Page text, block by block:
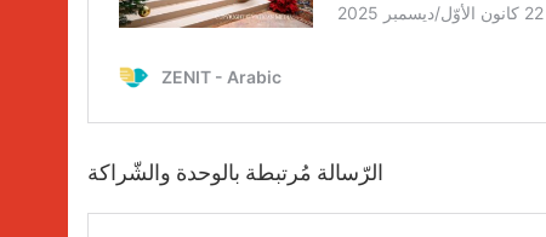
الرّسالة مُرتبطة بالوحدة والشّراكة